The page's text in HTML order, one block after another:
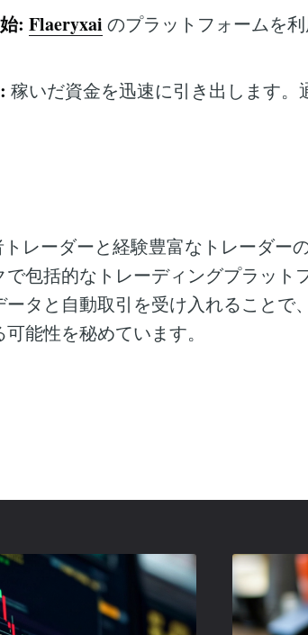
: Flaeryxai のプラットフォームを
稼いだ資金を迅速に引き出します。
レーダーと経験豊富なトレーダー
包括的なトレーディングプラット
タと自動取引を受け入れることで、
能性を秘めています。